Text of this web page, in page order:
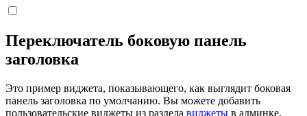
Переключатель боковую панель
заголовка
Это пример виджета, показывающего, как выглядит боковая
панель заголовка по умолчанию. Вы можете добавить
пользовательские виджеты из раздела виджеты в админке.